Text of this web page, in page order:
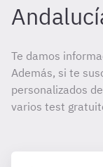
Te damos
Además, si te
personalizados
varios test